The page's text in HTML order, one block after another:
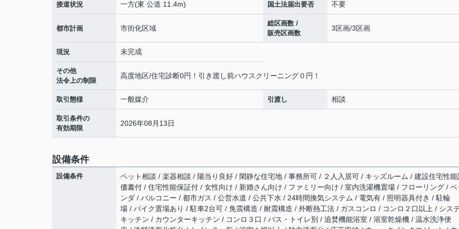
接道状況 一方(東 公道 11.4m) 国土法届出要否 不要
都市計画 市街化区域
総区画数 /
販売区画数
3区画/3区画
現況 未完成
その他
法令上の制限
高度地区/住宅診断0円！引き渡し前ハウスクリーニング０円！
取引態様 一般媒介 引渡し 相談
取引条件の
有効期限
2026年08月13日
設備条件
設備条件
ペット相談 / 楽器相談 / 陽当り良好 / 閑静な住宅地 / 事務所可 / ２人入居可 / キッズルーム / 建設住宅性能
価書付 / 住宅性能保証付 / 女性向け / 新婚さん向け / ファミリー向け / 室内洗濯機置場 / フローリング / ベ
ンダ / バルコニー / 都市ガス / 公営水道 / 公共下水 / 24時間換気システム / 電気有 / 照明器具付き / 駐輪
場 / バイク置場あり / 駐車2台可 / 免震構造 / 耐震構造 / 外断熱工法 / ガスコンロ / コンロ２口以上 / シス
キッチン / カウンターキッチン / コンロ３口 / バス・トイレ別 / 追焚機能浴室 / 浴室乾燥機 / 温水洗浄便